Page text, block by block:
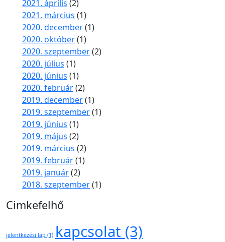
2021. április (2)
2021. március (1)
2020. december(1)
2020. október(1)
2020. szeptember(2)
2020. július (1)
2020. június (1)
2020. február(2)
2019. december(1)
2019. szeptember(1)
2019. június (1)
2019. május (2)
2019. március (2)
2019. február(1)
2019. január(2)
2018. szeptember(1)
Cimkefelhő
jelentkezési lap (1) kapcsolat (3)